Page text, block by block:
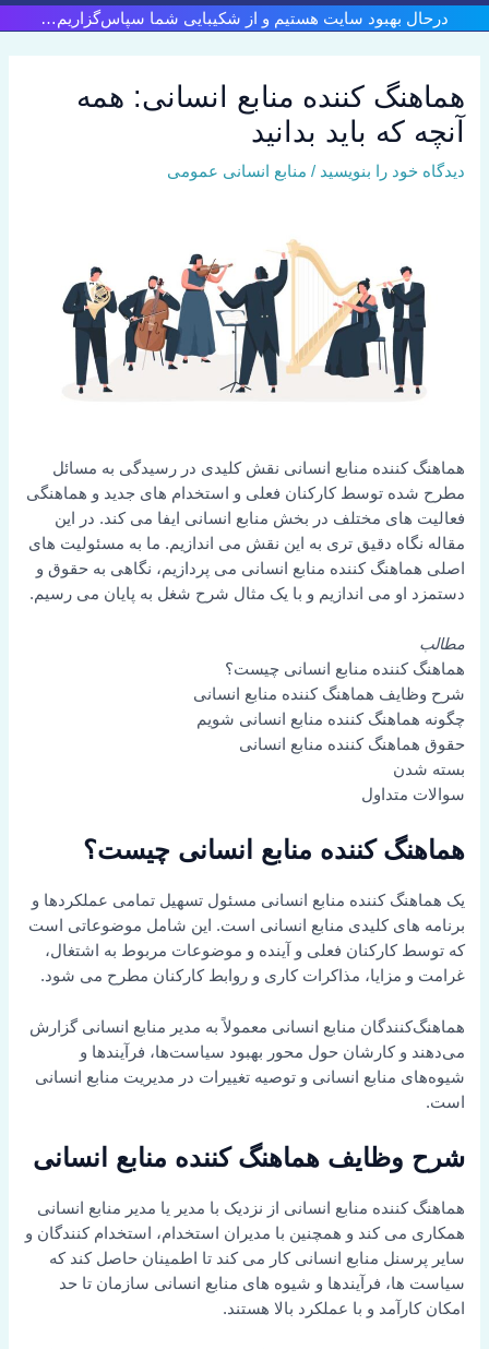
پرش
به
درحال بهبود سایت هستیم و از شکیبایی شما سپاس‌گزاریم…
هماهنگ کننده منابع انسانی: همه
آنچه که باید بدانید
دیدگاه‌ خود را بنویسید / منابع انسانی عمومی
هماهنگ کننده منابع انسانی نقش کلیدی در رسیدگی به مسائل
مطرح شده توسط کارکنان فعلی و استخدام های جدید و هماهنگی
فعالیت های مختلف در بخش منابع انسانی ایفا می کند. در این
مقاله نگاه دقیق تری به این نقش می اندازیم. ما به مسئولیت های
اصلی هماهنگ کننده منابع انسانی می پردازیم، نگاهی به حقوق و
دستمزد او می اندازیم و با یک مثال شرح شغل به پایان می رسیم.
مطالب
هماهنگ کننده منابع انسانی چیست؟
شرح وظایف هماهنگ کننده منابع انسانی
چگونه هماهنگ کننده منابع انسانی شویم
حقوق هماهنگ کننده منابع انسانی
بسته شدن
سوالات متداول
هماهنگ کننده منابع انسانی چیست؟
یک هماهنگ کننده منابع انسانی مسئول تسهیل تمامی عملکردها و
برنامه های کلیدی منابع انسانی است. این شامل موضوعاتی است
که توسط کارکنان فعلی و آینده و موضوعات مربوط به اشتغال،
غرامت و مزایا، مذاکرات کاری و روابط کارکنان مطرح می شود.
هماهنگ‌کنندگان منابع انسانی معمولاً به مدیر منابع انسانی گزارش
می‌دهند و کارشان حول محور بهبود سیاست‌ها، فرآیندها و
شیوه‌های منابع انسانی و توصیه تغییرات در مدیریت منابع انسانی
است.
شرح وظایف هماهنگ کننده منابع انسانی
هماهنگ کننده منابع انسانی از نزدیک با مدیر یا مدیر منابع انسانی
همکاری می کند و همچنین با مدیران استخدام، استخدام کنندگان و
سایر پرسنل منابع انسانی کار می کند تا اطمینان حاصل کند که
سیاست ها، فرآیندها و شیوه های منابع انسانی سازمان تا حد
امکان کارآمد و با عملکرد بالا هستند.